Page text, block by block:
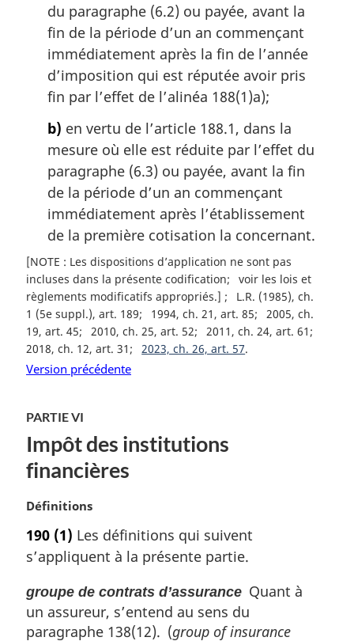
du paragraphe (6.2) ou payée, avant la
fin de la période d’un an commençant
immédiatement après la fin de l’année
d’imposition qui est réputée avoir pris
fin par l’effet de l’alinéa 188(1)a);
b) en vertu de l’article 188.1, dans la
mesure où elle est réduite par l’effet du
paragraphe (6.3) ou payée, avant la fin
de la période d’un an commençant
immédiatement après l’établissement
de la première cotisation la concernant.
[NOTE : Les dispositions d’application ne sont pas
incluses dans la présente codification
voir les lois et
règlements modificatifs appropriés.]
L.R. (1985), ch.
1 (5e suppl.), art. 189
1994, ch. 21, art. 85
2005, ch.
19, art. 45
2010, ch. 25, art. 52
2011, ch. 24, art. 61
2018, ch. 12, art. 31
2023, ch. 26, art. 57
Version précédente
PARTIE VI
Impôt des institutions
financières
N
t
e
a
r
g
Définitions
190 (1) Les définitions qui suivent
s’appliquent à la présente partie.
groupe de contrats d’assurance Quant à
un assureur, s’entend au sens du
paragraphe 138(12). (group of insurance